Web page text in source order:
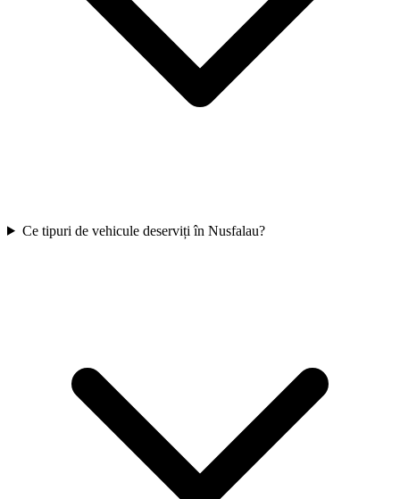
Ce tipuri de vehicule deserviți în Nusfalau?